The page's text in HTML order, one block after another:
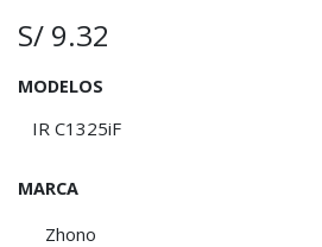
S/ 9.32
MODELOS
MARCA
Zhono